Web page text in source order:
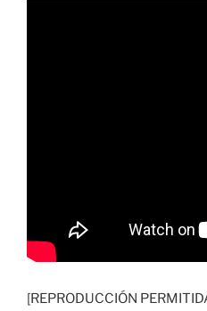
[REPRODUCCIÓN